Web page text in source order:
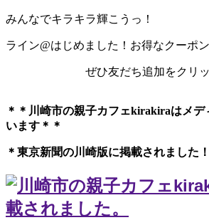
みんなでキラキラ輝こうっ！
ライン@はじめました！お得なクーポ
ぜひ友だち追加をクリッ
＊＊川崎市の親子カフェkirakiraは メデ
います＊＊
＊東京新聞の川崎版に掲載されました！